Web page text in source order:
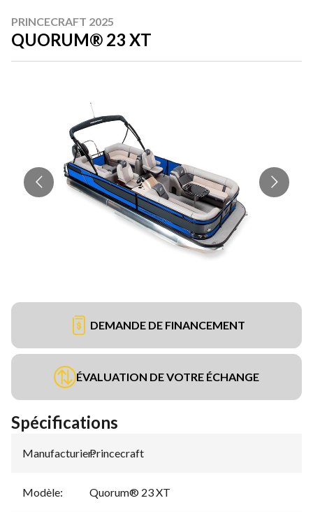
PRINCECRAFT 2025
QUORUM® 23 XT
DEMANDE DE FINANCEMENT
ÉVALUATION DE VOTRE ÉCHANGE
Spécifications
Manufacturier:
Princecraft
Modèle: Quorum® 23 XT